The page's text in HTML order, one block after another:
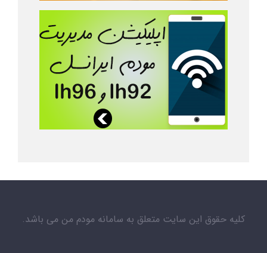
کلیه حقوق این سایت متعلق به سامانه مودم من می باشد.